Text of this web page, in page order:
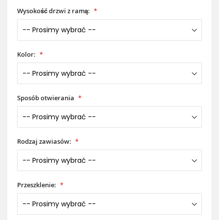
Wysokość drzwi z ramą:
Kolor:
Sposób otwierania
Rodzaj zawiasów:
Przeszklenie: